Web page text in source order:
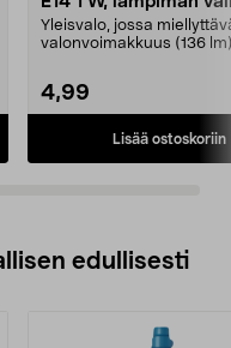
Yleisvalo, jossa
valonvoimakkuus (136
4,99
Lisää ostoskoriin
edullisesti